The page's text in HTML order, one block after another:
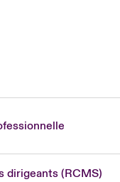
dirigeants (RCMS)